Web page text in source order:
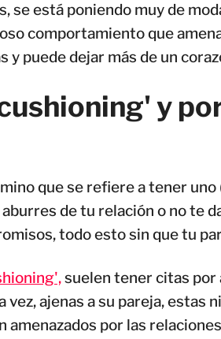
se está poniendo muy de
comportamiento que
y puede dejar más de un
y
que se refiere a tener uno
de tu relación o no te
todo esto sin que tu
suelen tener citas por
vez, ajenas a su pareja, estas
amenazados por las